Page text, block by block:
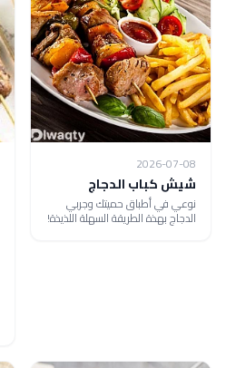
2026-07-08
شيش كباب الدجاج
نوعي في أطباق حميتك وجربي
الدجاج بهذة الطريقة السهلة اللذيذة!